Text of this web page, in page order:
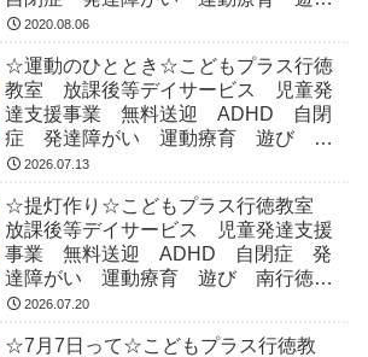
び 南行徳 市川市 浦安市
2020.08.06
☆運動のひととき☆こどもプラス行徳
教室 放課後等デイサービス 児童発
達支援事業 無料送迎 ADHD 自閉
症 発達障がい 運動療育 遊び 南
行徳 市川市 浦安市
2026.07.13
☆提灯作り☆こどもプラス行徳教室
放課後等デイサービス 児童発達支援
事業 無料送迎 ADHD 自閉症 発
達障がい 運動療育 遊び 南行徳
市川市 浦安市
2026.07.20
☆7月7日って☆こどもプラス行徳教